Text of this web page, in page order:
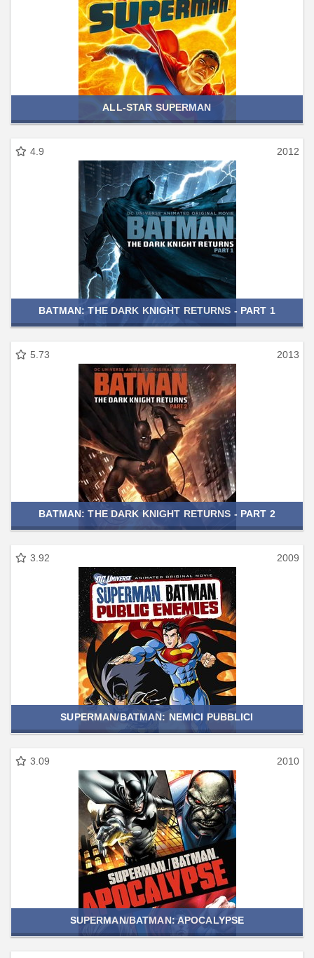
ALL-STAR SUPERMAN
4.9 2012
BATMAN: THE DARK KNIGHT RETURNS - PART 1
5.73 2013
BATMAN: THE DARK KNIGHT RETURNS - PART 2
3.92 2009
SUPERMAN/BATMAN: NEMICI PUBBLICI
3.09 2010
SUPERMAN/BATMAN: APOCALYPSE